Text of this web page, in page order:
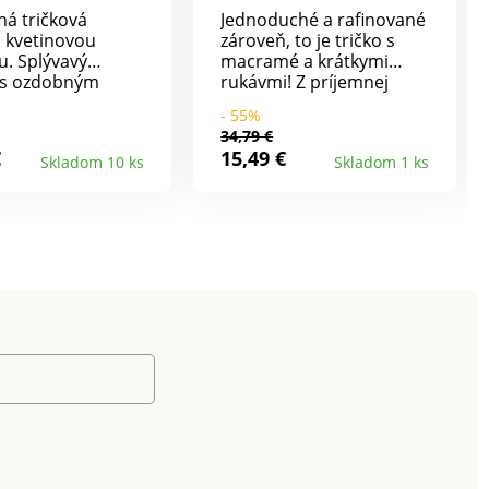
tričková
kvetinovou
Splývavý
ozdobným
Skladom 10 ks
Jednoduché a rafinované
zároveň, to je tričko s
macramé a krátkymi
rukávmi! Z príjemnej
vhodné na rôzne
príležitosti. Vzdušný
materiál s ľahkou
- 55%
34,79 €
15,49 € Skladom 1 ks